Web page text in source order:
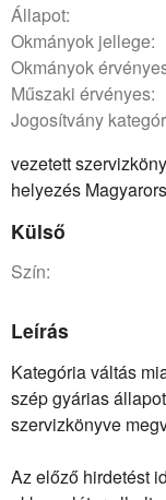
állapot:
okmányok jellege:
okmányok
műszaki érvényes:
Jogosítvány
vezetett
helyezés
Külső
szín:
Leírás
Kategória váltás
szép gyárias
szervizkönyve
Az előző hirdetést